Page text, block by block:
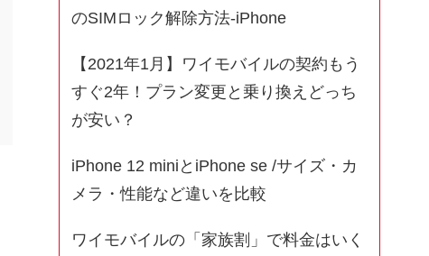
のSIMロック解除方法-iPhone
【2021年1月】ワイモバイルの契約もう
すぐ2年！プラン変更と乗り換えどっち
が安い？
iPhone 12 miniとiPhone se /サイズ・カ
メラ・性能など違いを比較
ワイモバイルの「家族割」で料金はいく